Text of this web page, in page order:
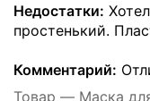
Недостатки:
простенький.
Комментарий:
Товар — Маска